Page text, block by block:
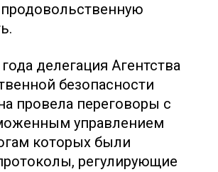
делегация Агентства
безопасности
провела переговоры с
управлением
которых были
регулирующие